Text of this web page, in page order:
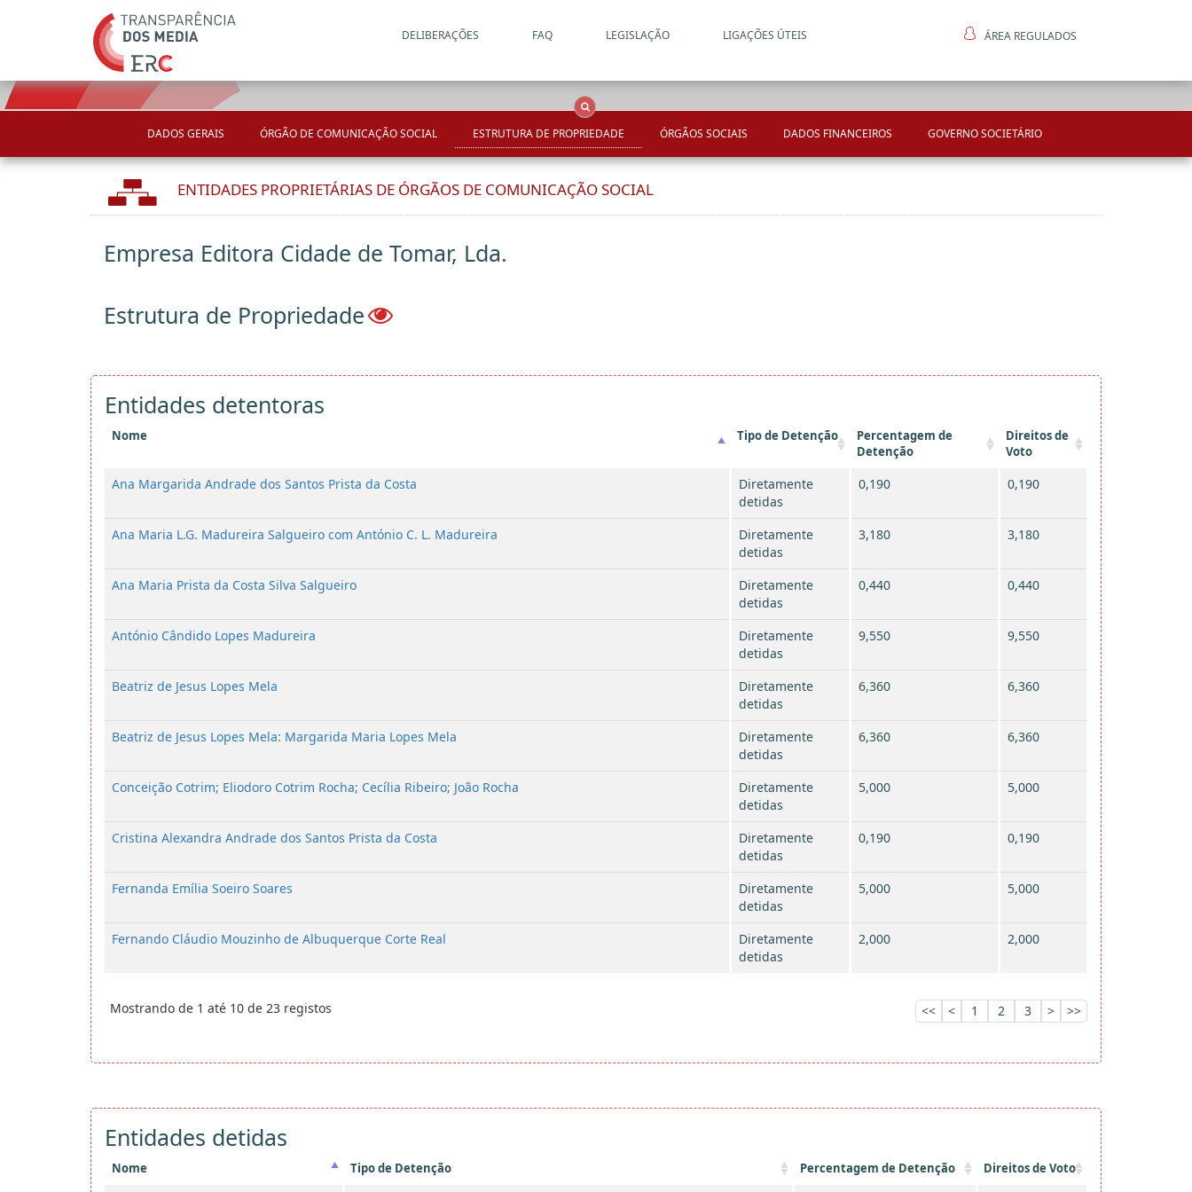
DELIBERAÇÕES FAQ LEGISLAÇÃO LIGAÇÕES ÚTEIS ÁREA REGULADOS
DADOS GERAIS ÓRGÃO DE COMUNICAÇÃO SOCIAL ESTRUTURA DE PROPRIEDADE ÓRGÃOS SOCIAIS DADOS FINANCEIROS GOVERNO SOCIETÁRIO
ENTIDADES PROPRIETÁRIAS DE ÓRGÃOS DE COMUNICAÇÃO SOCIAL
Empresa Editora Cidade de Tomar, Lda.
Estrutura de Propriedade
Entidades detentoras
Nome Tipo de Detenção
Percentagem de
Detenção
Direitos de
Voto
Ana Margarida Andrade dos Santos Prista da Costa
Diretamente
detidas
0,190 0,190
Ana Maria L.G. Madureira Salgueiro com António C. L. Madureira
Diretamente
detidas
3,180 3,180
Ana Maria Prista da Costa Silva Salgueiro
Diretamente
detidas
0,440 0,440
António Cândido Lopes Madureira
Diretamente
detidas
9,550 9,550
Beatriz de Jesus Lopes Mela
Diretamente
detidas
6,360 6,360
Beatriz de Jesus Lopes Mela: Margarida Maria Lopes Mela
Diretamente
detidas
6,360 6,360
Conceição Cotrim; Eliodoro Cotrim Rocha; Cecília Ribeiro; João Rocha
Diretamente
detidas
5,000 5,000
Cristina Alexandra Andrade dos Santos Prista da Costa
Diretamente
detidas
0,190 0,190
Fernanda Emília Soeiro Soares
Diretamente
detidas
5,000 5,000
Fernando Cláudio Mouzinho de Albuquerque Corte Real
Diretamente
detidas
2,000 2,000
Mostrando de 1 até 10 de 23 registos << < 1 2 3 > >>
Entidades detidas
Nome Tipo de Detenção Percentagem de Detenção Direitos de Voto